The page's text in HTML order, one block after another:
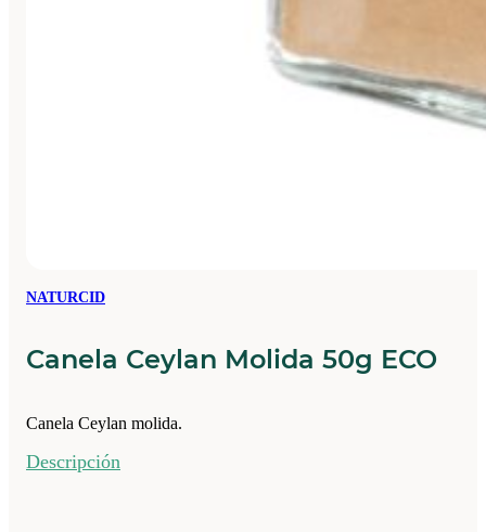
NATURCID
Canela Ceylan Molida 50g ECO
Canela Ceylan molida.
Descripción